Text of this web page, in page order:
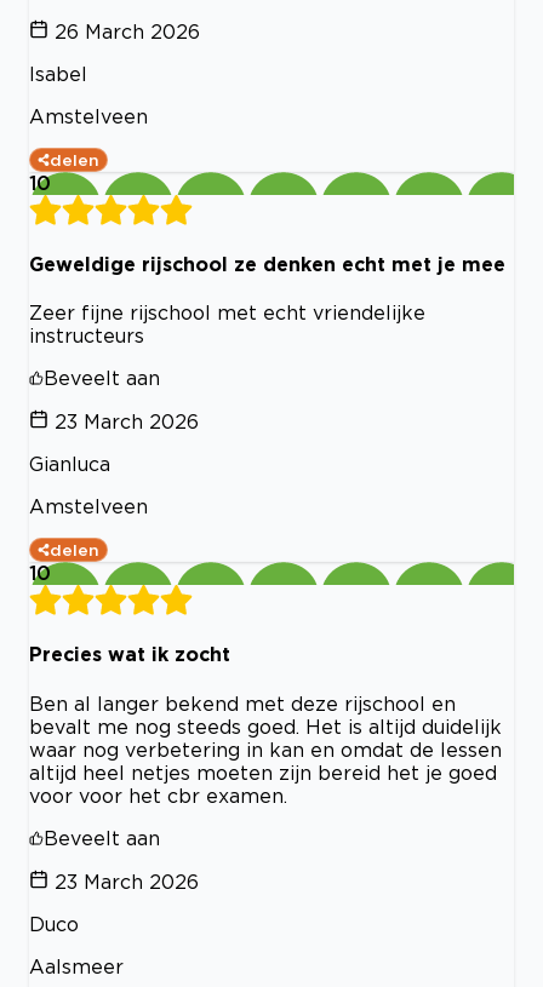
26 March 2026
Isabel
Amstelveen
delen
10
Geweldige rijschool ze denken echt met je mee
Zeer fijne rijschool met echt vriendelijke
instructeurs
Beveelt aan
23 March 2026
Gianluca
Amstelveen
delen
10
Precies wat ik zocht
Ben al langer bekend met deze rijschool en
bevalt me nog steeds goed. Het is altijd duidelijk
waar nog verbetering in kan en omdat de lessen
altijd heel netjes moeten zijn bereid het je goed
voor voor het cbr examen.
Beveelt aan
23 March 2026
Duco
Aalsmeer